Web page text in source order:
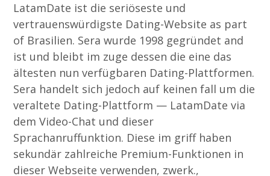
LatamDate ist die seriöseste und
vertrauenswürdigste Dating-Website as part
of Brasilien. Sera wurde 1998 gegründet and
ist und bleibt im zuge dessen die eine das
ältesten nun verfügbaren Dating-Plattformen.
Sera handelt sich jedoch auf keinen fall um die
veraltete Dating-Plattform — LatamDate via
dem Video-Chat und dieser
Sprachanruffunktion. Diese im griff haben
sekundär zahlreiche Premium-Funktionen in
dieser Webseite verwenden, zwerk.,